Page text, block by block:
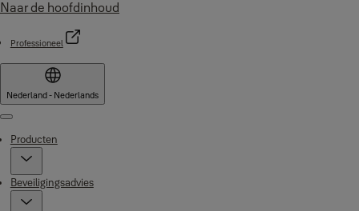
Naar de hoofdinhoud
Professioneel
Nederland - Nederlands
Menu
Producten
Beveiligingsadvies